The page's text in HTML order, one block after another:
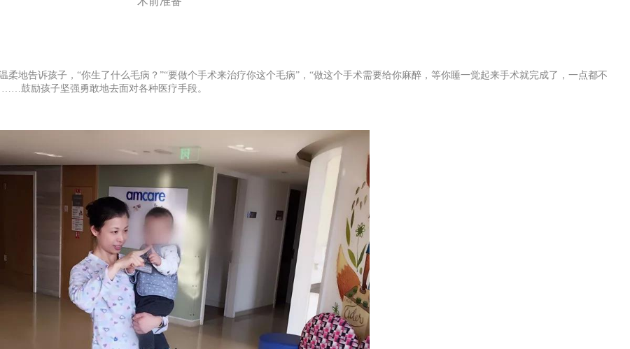
地告诉孩子，“你生了什么毛病？”“要做个手术来治疗你这个毛病”，“做这个手术需要给你麻醉，等你睡一觉起来手术就完成了，一点都不
鼓励孩子坚强勇敢地去面对各种医疗手段。